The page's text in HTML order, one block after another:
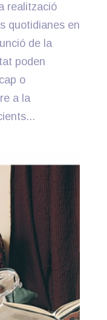
realització
quotidianes en
de la
poden
o
a la